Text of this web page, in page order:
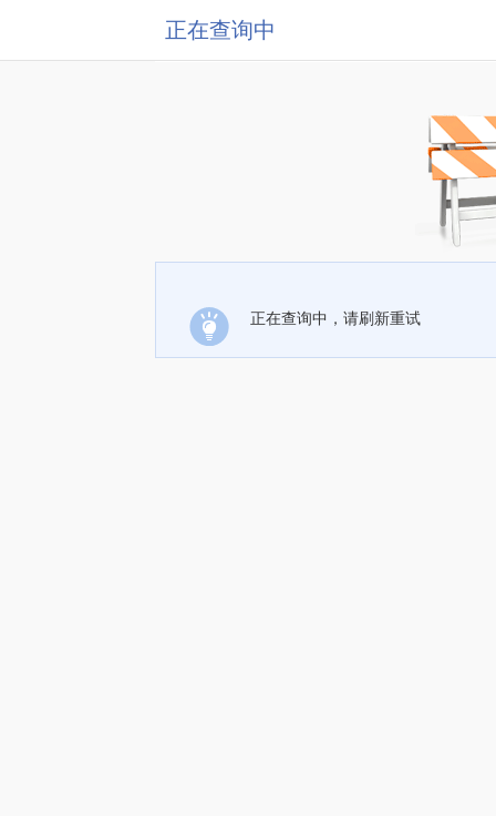
正在查询中
正在查询中，请刷新重试